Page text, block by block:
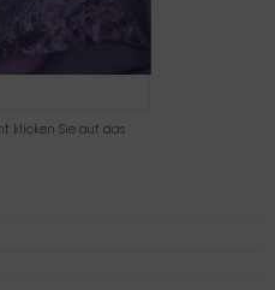
klicken Sie auf das